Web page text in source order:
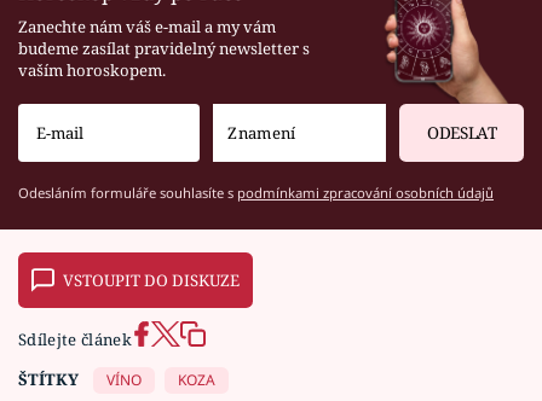
Zanechte nám váš e-mail a my vám
budeme zasílat pravidelný newsletter s
vaším horoskopem.
ODESLAT
Odesláním formuláře souhlasíte s podmínkami zpracování osobních údajů
VSTOUPIT DO DISKUZE
Sdílejte článek
ŠTÍTKY
VÍNO KOZA